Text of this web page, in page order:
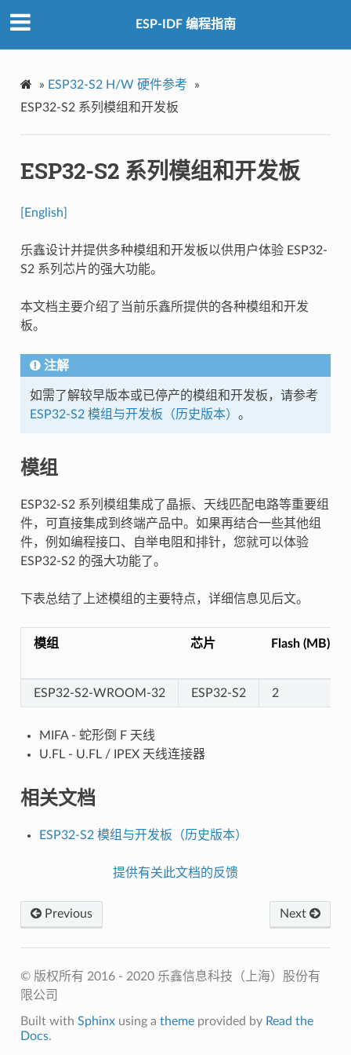
ESP-IDF 编程指南
» ESP32-S2 H/W 硬件参考
»
ESP32-S2 系列模组和开发板
ESP32-S2 系列模组和开发板
[English]
乐鑫设计并提供多种模组和开发板以供用户体验 ESP32-
S2 系列芯片的强大功能。
本文档主要介绍了当前乐鑫所提供的各种模组和开发
板。
注解
如需了解较早版本或已停产的模组和开发板，请参考
ESP32-S2 模组与开发板（历史版本） 。
模组
ESP32-S2 系列模组集成了晶振、天线匹配电路等重要组
件，可直接集成到终端产品中。如果再结合一些其他组
件，例如编程接口、自举电阻和排针，您就可以体验
ESP32-S2 的强大功能了。
下表总结了上述模组的主要特点，详细信息见后文。
模组 芯片 Flash (MB)
ESP32-S2-WROOM-32 ESP32-S2 2
MIFA - 蛇形倒 F 天线
U.FL - U.FL / IPEX 天线连接器
相关文档
ESP32-S2 模组与开发板（历史版本）
提供有关此文档的反馈
Next
Previous
© 版权所有 2016 - 2020 乐鑫信息科技（上海）股份有
限公司
Built with Sphinxusing a themeprovided by Read the
Docs.